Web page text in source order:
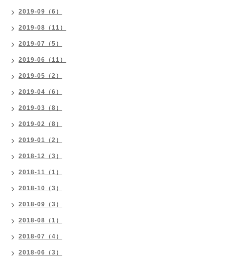
2019-09（6）
2019-08（11）
2019-07（5）
2019-06（11）
2019-05（2）
2019-04（6）
2019-03（8）
2019-02（8）
2019-01（2）
2018-12（3）
2018-11（1）
2018-10（3）
2018-09（3）
2018-08（1）
2018-07（4）
2018-06（3）